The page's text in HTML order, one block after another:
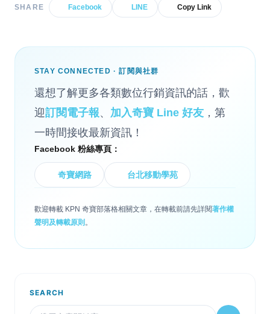
SHARE Facebook LINE Copy Link
STAY CONNECTED · 訂閱與社群
還想了解更多各類數位行銷資訊的話，歡
迎訂閱電子報、 加入奇寶 Line 好友 ，第
一時間接收最新資訊！
Facebook 粉絲專頁：
奇寶網路 台北移動學苑
歡迎轉載 KPN 奇寶部落格相關文章，在轉載前請先詳閱著作權
聲明及轉載原則 。
SEARCH